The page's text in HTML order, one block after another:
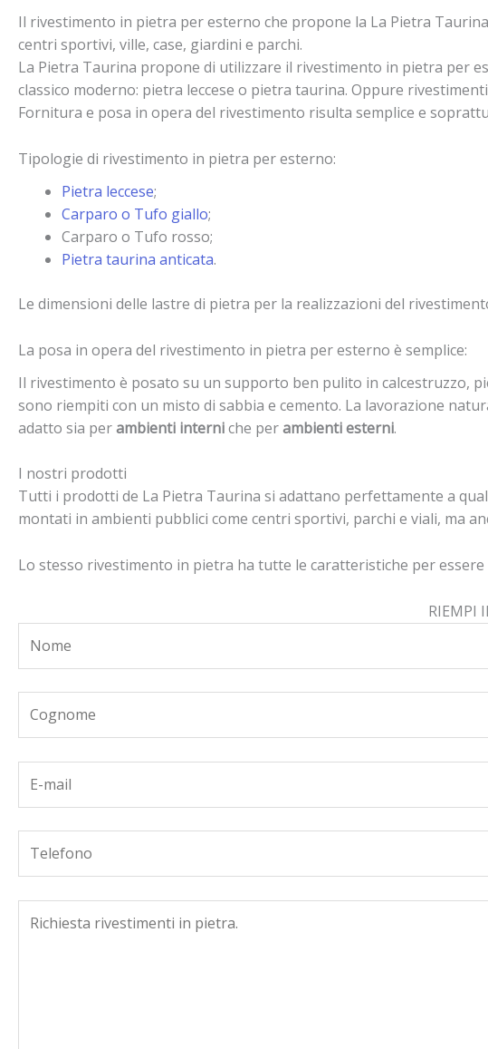
Il rivestimento in pietra per esterno che propone la La Pietra
centri sportivi, ville, case, giardini e parchi.
La Pietra Taurina propone di utilizzare il rivestimento in pietra per
classico moderno: pietra leccese o pietra taurina. Oppure
Fornitura e posa in opera del rivestimento risulta semplice e
Tipologie di rivestimento in pietra per esterno:
Pietra leccese;
Carparo o Tufo giallo;
Carparo o Tufo rosso;
Pietra taurina anticata.
Le dimensioni delle lastre di pietra per la realizzazioni del
La posa in opera del rivestimento in pietra per esterno è semplice:
Il rivestimento è posato su un supporto ben pulito in calcestruzzo,
sono riempiti con un misto di sabbia e cemento. La lavorazione
adatto sia perambienti interniche perambienti esterni.
I nostri prodotti
Tutti i prodotti de La Pietra Taurina si adattano perfettamente a
montati in ambienti pubblici come centri sportivi, parchi e viali, ma
Lo stesso rivestimento in pietra ha tutte le caratteristiche per essere
RIEMPI